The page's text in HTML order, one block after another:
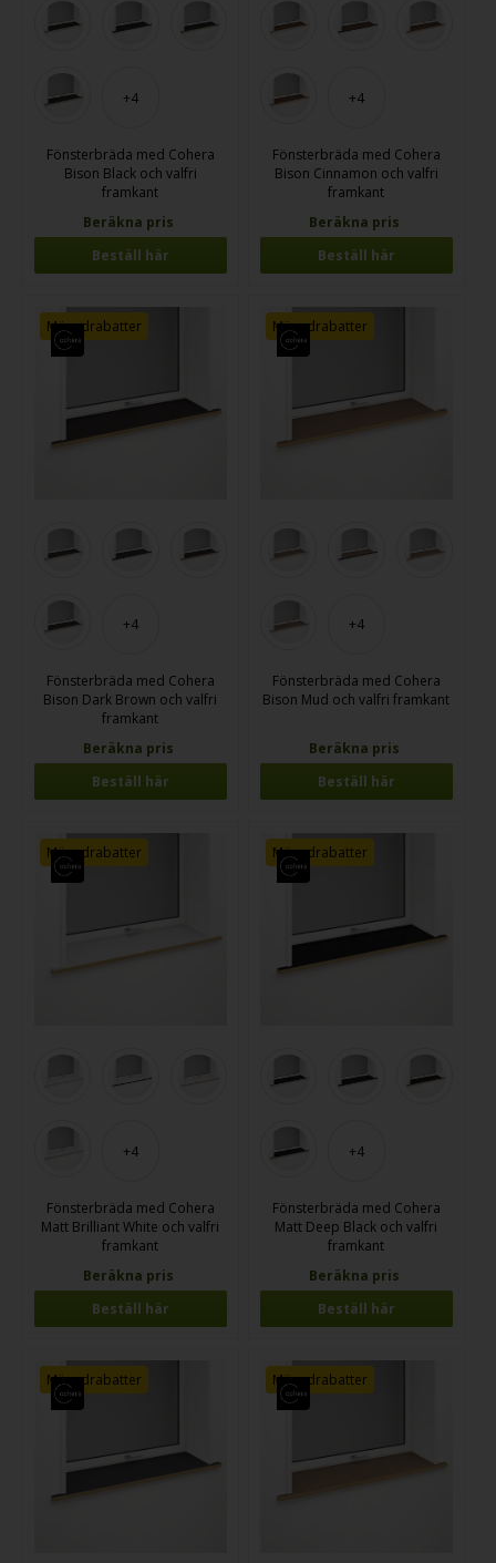
+4
Fönsterbräda med Cohera
Bison Black och valfri
framkant
Beräkna pris
Beställ här
+4
Fönsterbräda med Cohera
Bison Cinnamon och valfri
framkant
Beräkna pris
Beställ här
Mängdrabatter
+4
Fönsterbräda med Cohera
Bison Dark Brown och valfri
framkant
Beräkna pris
Beställ här
Mängdrabatter
+4
Fönsterbräda med Cohera
Bison Mud och valfri framkant
Beräkna pris
Beställ här
Mängdrabatter
+4
Fönsterbräda med Cohera
Matt Brilliant White och valfri
framkant
Beräkna pris
Beställ här
Mängdrabatter
+4
Fönsterbräda med Cohera
Matt Deep Black och valfri
framkant
Beräkna pris
Beställ här
Mängdrabatter Mängdrabatter